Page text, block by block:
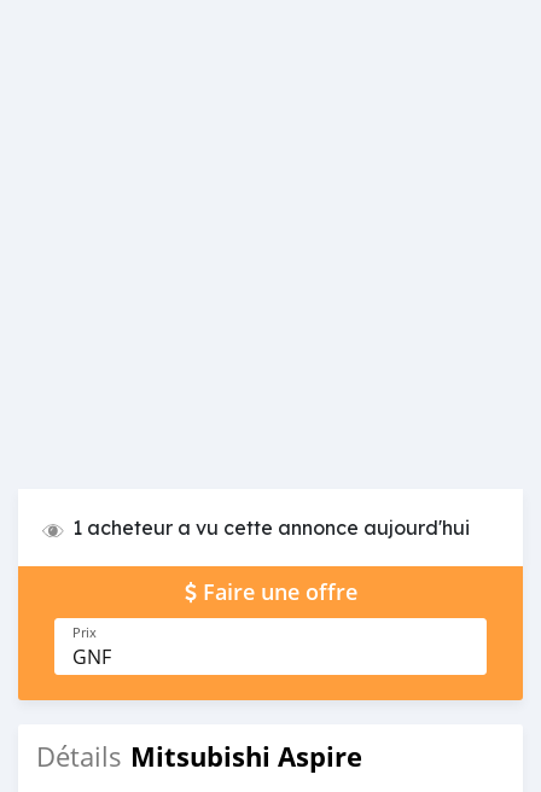
1 acheteur a vu cette annonce aujourd'hui
Faire une offre
Prix
GNF
Détails Mitsubishi Aspire